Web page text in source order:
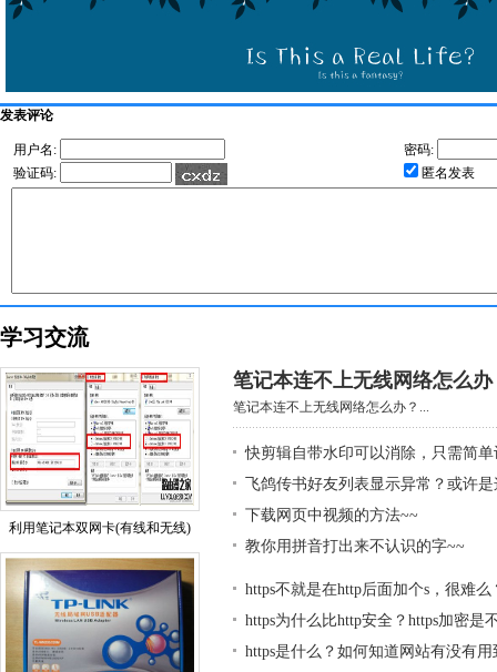
发表评论
用户名:
密码:
验证码:
匿名发表
学习交流
利用笔记本双网卡(有线和无线)
笔记本连不上无线网络怎么办
笔记本连不上无线网络怎么办？...
快剪辑自带水印可以消除，只需简单
飞鸽传书好友列表显示异常？或许
下载网页中视频的方法~~
教你用拼音打出来不认识的字~~
https不就是在http后面加个s，很难么
https为什么比http安全？https加密是
https是什么？如何知道网站有没有用